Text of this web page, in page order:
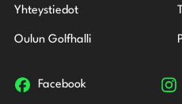
Yhteystiedot
Oulun Golfhalli
Facebook